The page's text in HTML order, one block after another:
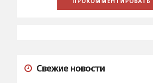
Свежие новости